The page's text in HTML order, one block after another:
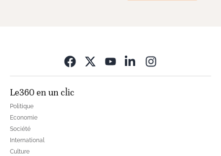
Le360 en un clic
Politique
Economie
Société
International
Culture